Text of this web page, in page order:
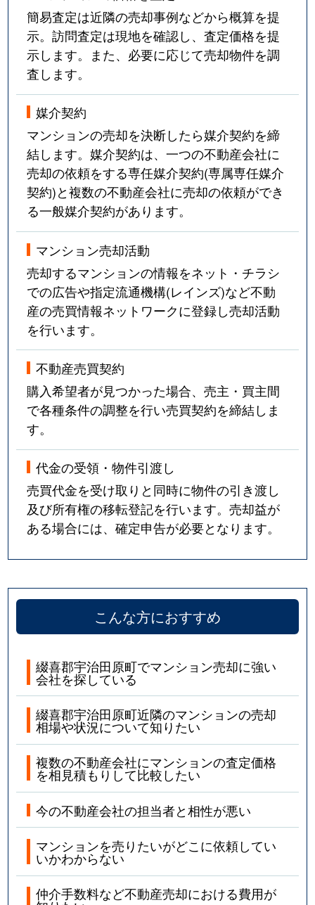
簡易査定は近隣の売却事例などから概算を提
示。訪問査定は現地を確認し、査定価格を提
示します。また、必要に応じて売却物件を調
査します。
媒介契約
マンションの売却を決断したら媒介契約を締
結します。媒介契約は、一つの不動産会社に
売却の依頼をする専任媒介契約(専属専任媒介
契約)と複数の不動産会社に売却の依頼ができ
る一般媒介契約があります。
マンション売却活動
売却するマンションの情報をネット・チラシ
での広告や指定流通機構(レインズ)など不動
産の売買情報ネットワークに登録し売却活動
を行います。
不動産売買契約
購入希望者が見つかった場合、売主・買主間
で各種条件の調整を行い売買契約を締結しま
す。
代金の受領・物件引渡し
売買代金を受け取りと同時に物件の引き渡し
及び所有権の移転登記を行います。売却益が
ある場合には、確定申告が必要となります。
こんな方におすすめ
綴喜郡宇治田原町でマンション売却に強い
会社を探している
綴喜郡宇治田原町近隣のマンションの売却
相場や状況について知りたい
複数の不動産会社にマンションの査定価格
を相見積もりして比較したい
今の不動産会社の担当者と相性が悪い
マンションを売りたいがどこに依頼してい
いかわからない
仲介手数料など不動産売却における費用が